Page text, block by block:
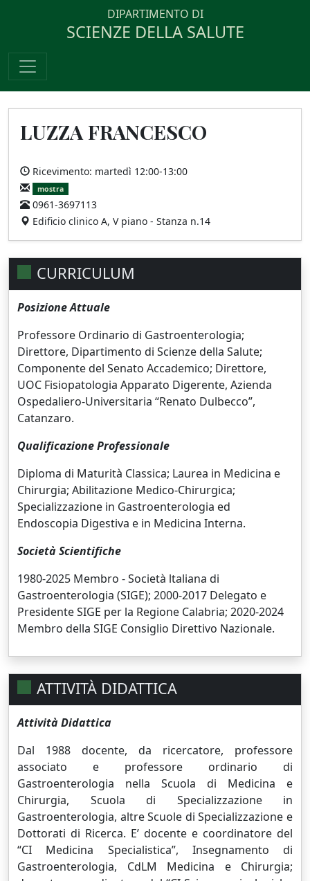
DIPARTIMENTO DI
SCIENZE DELLA SALUTE
LUZZA FRANCESCO
Ricevimento: martedì 12:00-13:00
mostra
0961-3697113
Edificio clinico A, V piano - Stanza n.14
CURRICULUM
Posizione Attuale
Professore Ordinario di Gastroenterologia;
Direttore, Dipartimento di Scienze della Salute;
Componente del Senato Accademico; Direttore,
UOC Fisiopatologia Apparato Digerente, Azienda
Ospedaliero-Universitaria “Renato Dulbecco”,
Catanzaro.
Qualificazione Professionale
Diploma di Maturità Classica; Laurea in Medicina e
Chirurgia; Abilitazione Medico-Chirurgica;
Specializzazione in Gastroenterologia ed
Endoscopia Digestiva e in Medicina Interna.
Società Scientifiche
1980-2025 Membro - Società ltaliana di
Gastroenterologia (SIGE); 2000-2017 Delegato e
Presidente SIGE per la Regione Calabria; 2020-2024
Membro della SIGE Consiglio Direttivo Nazionale.
ATTIVITÀ DIDATTICA
Attività Didattica
Dal 1988 docente, da ricercatore, professore
associato e professore ordinario di
Gastroenterologia nella Scuola di Medicina e
Chirurgia, Scuola di Specializzazione in
Gastroenterologia, altre Scuole di Specializzazione e
Dottorati di Ricerca. E’ docente e coordinatore del
“CI Medicina Specialistica”, Insegnamento di
Gastroenterologia, CdLM Medicina e Chirurgia;